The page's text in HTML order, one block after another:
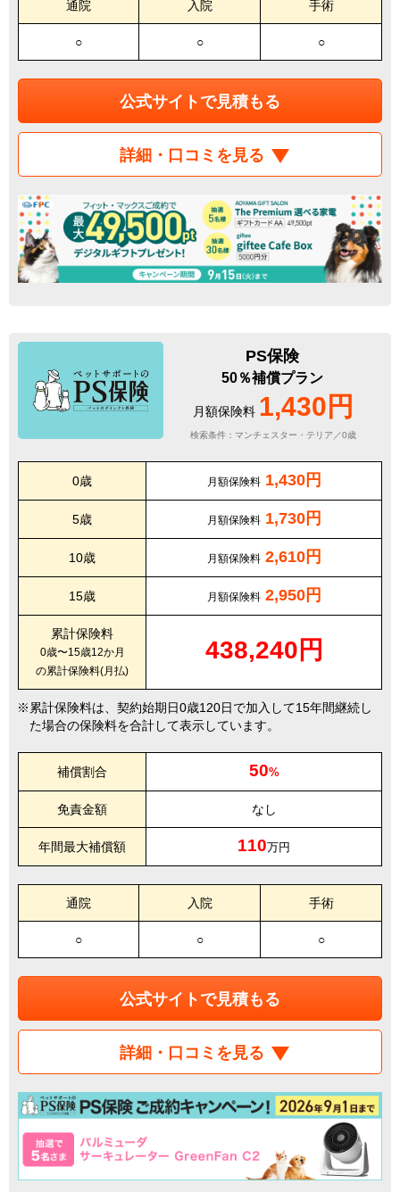
通院 入院 手術
○ ○ ○
公式サイトで見積もる
詳細・口コミを見る
PS保険
50％補償プラン
月額保険料 1,430円
検索条件：マンチェスター・テリア／0歳
0歳 月額保険料 1,430円
5歳 月額保険料 1,730円
10歳 月額保険料 2,610円
15歳 月額保険料 2,950円
累計保険料
0歳〜15歳12か月
の累計保険料(月払)
438,240円
累計保険料は、契約始期日0歳120日で加入して15年間継続し
た場合の保険料を合計して表示しています。
補償割合 50%
免責金額 なし
年間最大補償額 110万円
通院 入院 手術
○ ○ ○
公式サイトで見積もる
詳細・口コミを見る